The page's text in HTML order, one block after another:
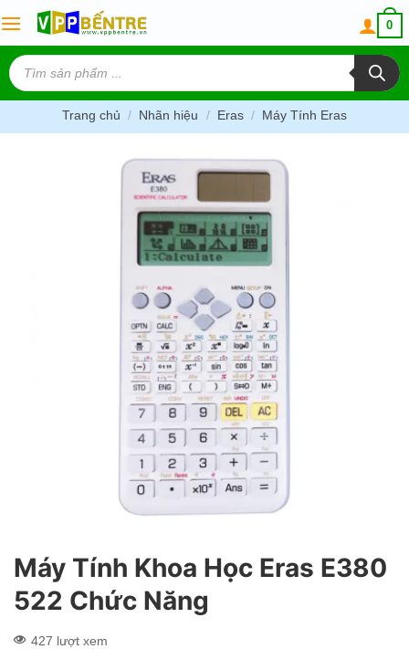
to
content
0
Tìm
kiếm
sản
phẩm
Trang chủ / Nhãn hiệu / Eras / Máy Tính Eras
Máy Tính Khoa Học Eras E380
522 Chức Năng
427 lượt xem